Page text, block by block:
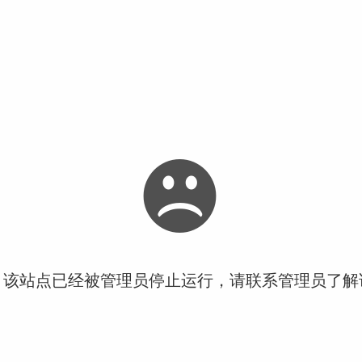
站点已经被管理员停止运行，请联系管理员了